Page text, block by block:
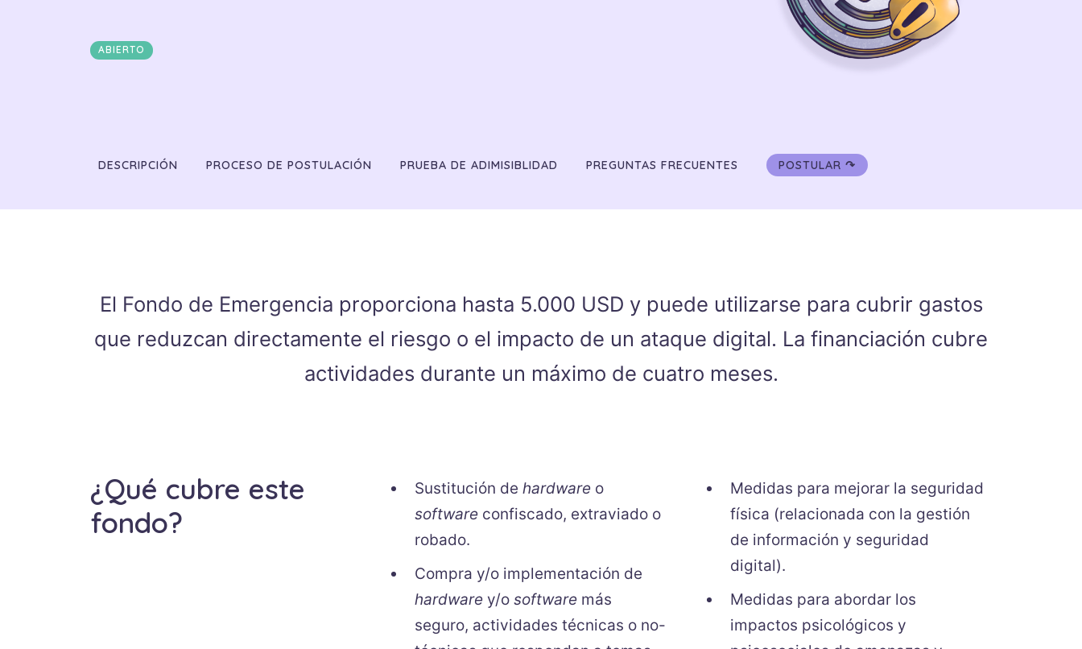
ABIERTO
DESCRIPCIÓN PROCESO DE POSTULACIÓN PRUEBA DE ADIMISIBLIDAD PREGUNTAS FRECUENTES POSTULAR ↷
El Fondo de Emergencia proporciona hasta 5.000 USD y puede utilizarse para cubrir gastos
que reduzcan directamente el riesgo o el impacto de un ataque digital. La financiación cubre
actividades durante un máximo de cuatro meses.
¿Qué cubre este
fondo?
Sustitución de hardware o
software confiscado, extraviado o
robado.
Compra y/o implementación de
hardware y/o software más
seguro, actividades técnicas o no-
Medidas para mejorar la seguridad
física (relacionada con la gestión
de información y seguridad
digital).
Medidas para abordar los
impactos psicológicos y